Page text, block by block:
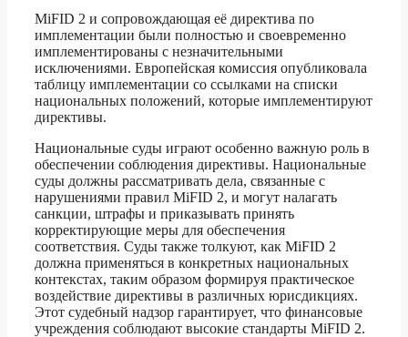
MiFID 2 и сопровождающая её директива по
имплементации были полностью и своевременно
имплементированы с незначительными
исключениями. Европейская комиссия опубликовала
таблицу имплементации со ссылками на списки
национальных положений, которые имплементируют
директивы.
Национальные суды играют особенно важную роль в
обеспечении соблюдения директивы. Национальные
суды должны рассматривать дела, связанные с
нарушениями правил MiFID 2, и могут налагать
санкции, штрафы и приказывать принять
корректирующие меры для обеспечения
соответствия. Суды также толкуют, как MiFID 2
должна применяться в конкретных национальных
контекстах, таким образом формируя практическое
воздействие директивы в различных юрисдикциях.
Этот судебный надзор гарантирует, что финансовые
учреждения соблюдают высокие стандарты MiFID 2.